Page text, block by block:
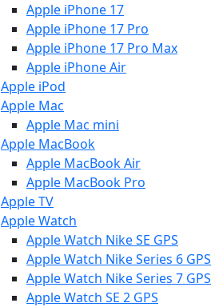
Apple iPhone 17
Apple iPhone 17 Pro
Apple iPhone 17 Pro Max
Apple iPhone Air
Apple iPod
Apple Mac
Apple Mac mini
Apple MacBook
Apple MacBook Air
Apple MacBook Pro
Apple TV
Apple Watch
Apple Watch Nike SE GPS
Apple Watch Nike Series 6 GPS
Apple Watch Nike Series 7 GPS
Apple Watch SE 2 GPS